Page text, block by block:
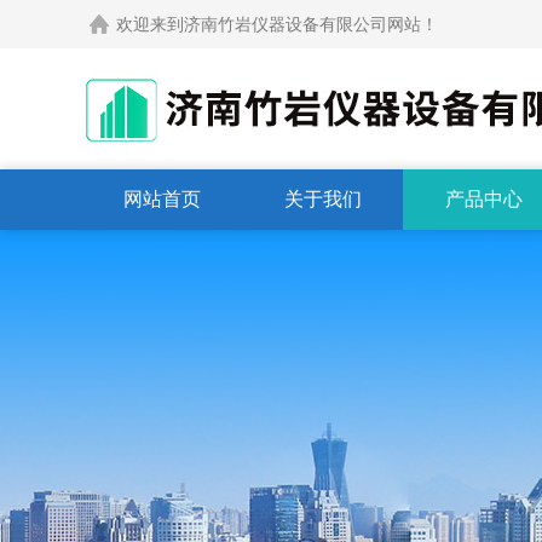
欢迎来到济南竹岩仪器设备有限公司网站！
网站首页 关于我们 产品中心